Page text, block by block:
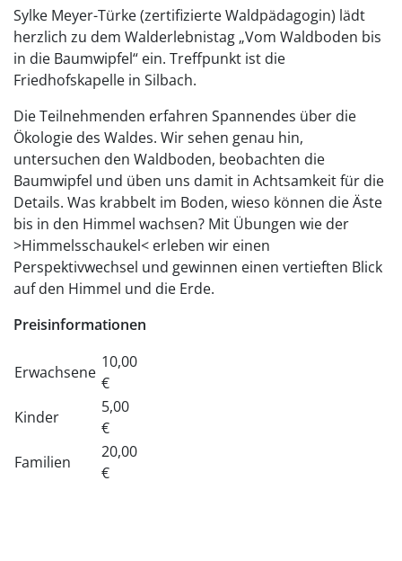
Sylke Meyer-Türke (zertifizierte Waldpädagogin) lädt
herzlich zu dem Walderlebnistag „Vom Waldboden bis
in die Baumwipfel“ ein. Treffpunkt ist die
Friedhofskapelle in Silbach.
Die Teilnehmenden erfahren Spannendes über die
Ökologie des Waldes. Wir sehen genau hin,
untersuchen den Waldboden, beobachten die
Baumwipfel und üben uns damit in Achtsamkeit für die
Details. Was krabbelt im Boden, wieso können die Äste
bis in den Himmel wachsen? Mit Übungen wie der
>Himmelsschaukel< erleben wir einen
Perspektivwechsel und gewinnen einen vertieften Blick
auf den Himmel und die Erde.
Preisinformationen
Erwachsene
10,00
€
Kinder
5,00
€
Familien
20,00
€